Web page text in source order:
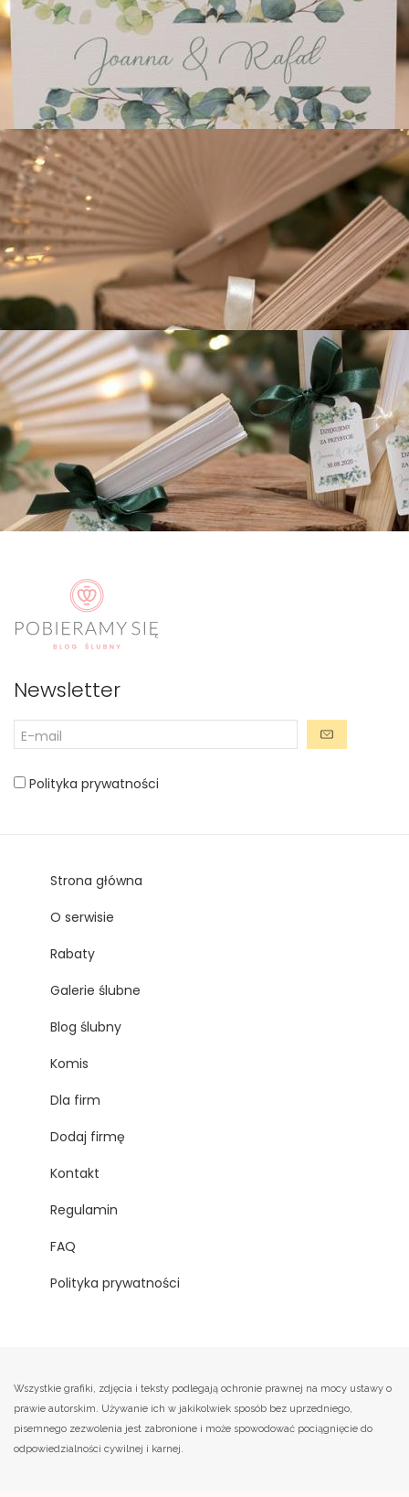
Newsletter
Polityka prywatności
Strona główna
O serwisie
Rabaty
Galerie ślubne
Blog ślubny
Komis
Dla firm
Dodaj firmę
Kontakt
Regulamin
FAQ
Polityka prywatności
Wszystkie grafiki, zdjęcia i teksty podlegają ochronie prawnej na mocy ustawy o
prawie autorskim. Używanie ich w jakikolwiek sposób bez uprzedniego,
pisemnego zezwolenia jest zabronione i może spowodować pociągnięcie do
odpowiedzialności cywilnej i karnej.